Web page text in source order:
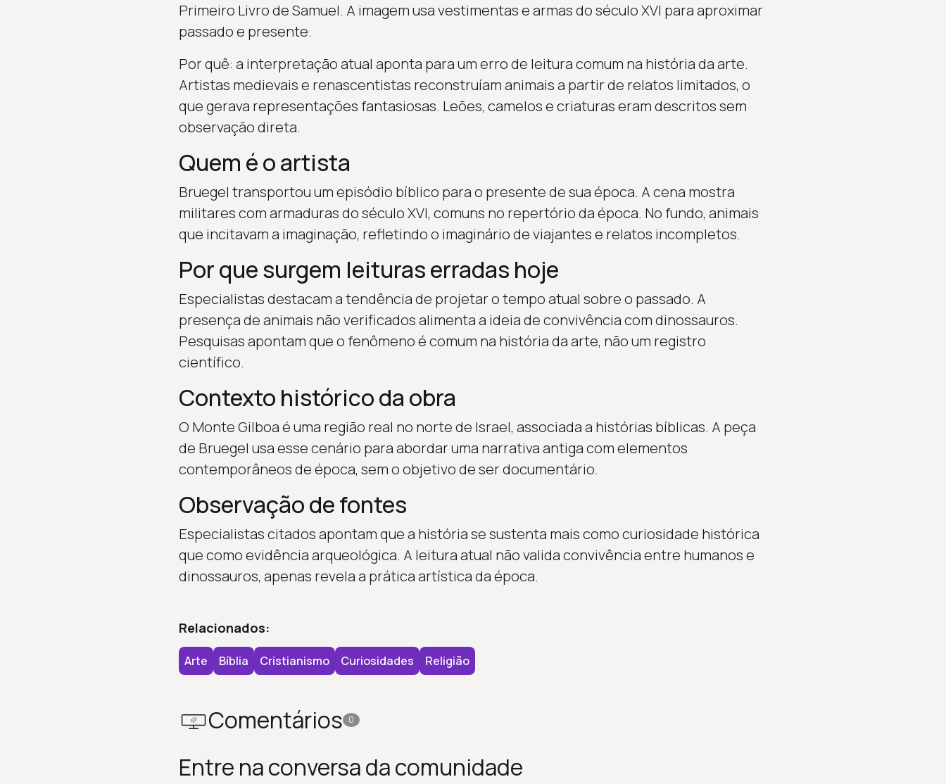
Primeiro Livro de Samuel. A imagem usa vestimentas e armas do século XVI para aproximar
passado e presente.
Por quê: a interpretação atual aponta para um erro de leitura comum na história da arte.
Artistas medievais e renascentistas reconstruíam animais a partir de relatos limitados, o
que gerava representações fantasiosas. Leões, camelos e criaturas eram descritos sem
observação direta.
Quem é o artista
Bruegel transportou um episódio bíblico para o presente de sua época. A cena mostra
militares com armaduras do século XVI, comuns no repertório da época. No fundo, animais
que incitavam a imaginação, refletindo o imaginário de viajantes e relatos incompletos.
Por que surgem leituras erradas hoje
Especialistas destacam a tendência de projetar o tempo atual sobre o passado. A
presença de animais não verificados alimenta a ideia de convivência com dinossauros.
Pesquisas apontam que o fenômeno é comum na história da arte, não um registro
científico.
Contexto histórico da obra
O Monte Gilboa é uma região real no norte de Israel, associada a histórias bíblicas. A peça
de Bruegel usa esse cenário para abordar uma narrativa antiga com elementos
contemporâneos de época, sem o objetivo de ser documentário.
Observação de fontes
Especialistas citados apontam que a história se sustenta mais como curiosidade histórica
que como evidência arqueológica. A leitura atual não valida convivência entre humanos e
dinossauros, apenas revela a prática artística da época.
Relacionados:
Arte Bíblia Cristianismo Curiosidades Religião
Comentários 0
Entre na conversa da comunidade